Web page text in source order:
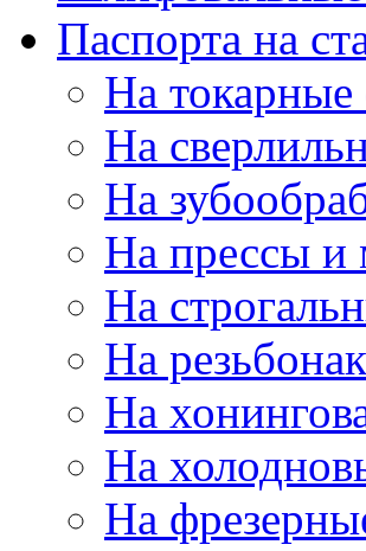
Паспорта на
На токарные
На
На
На прессы и
На
На
На
На
На